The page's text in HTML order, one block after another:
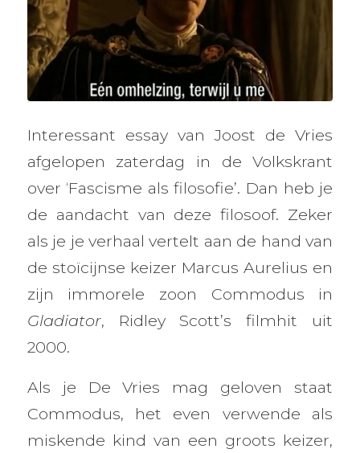
Interessant essay van Joost de Vries
afgelopen zaterdag in de Volkskrant
over ‘Fascisme als filosofie’. Dan heb je
de aandacht van deze filosoof. Zeker
als je je verhaal vertelt aan de hand van
de stoïcijnse keizer Marcus Aurelius en
zijn immorele zoon Commodus in
Gladiator, Ridley Scott’s filmhit uit
2000.
Als je De Vries mag geloven staat
Commodus, het even verwende als
miskende kind van een groots keizer,